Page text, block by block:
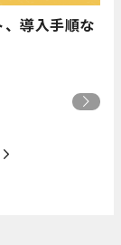
導入手順な